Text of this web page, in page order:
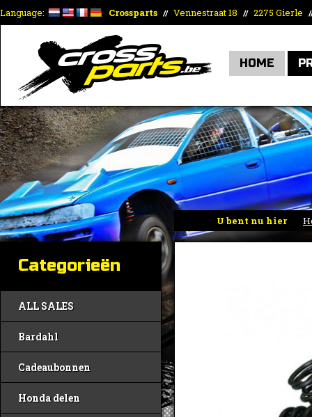
Language: Crossparts // Vennestraat 18 // 2275 Gierle
HOME
U bent nu hier
Categorieën
ALL SALES
Bardahl
Cadeaubonnen
Honda delen